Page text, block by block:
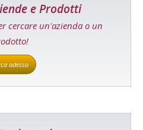
e Prodotti
cercare un'azienda o un
adesso